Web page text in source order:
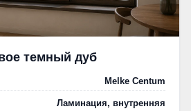
темный дуб
Melke Centum
Ламинация, внутренняя